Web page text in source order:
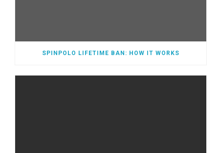
SPINPOLO LIFETIME BAN: HOW IT WORKS